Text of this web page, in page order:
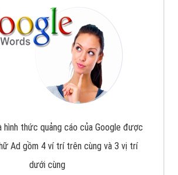
hình thức quảng cáo của Google được
Ad gồm 4 ví trí trên cùng và 3 vị trí
dưới cùng